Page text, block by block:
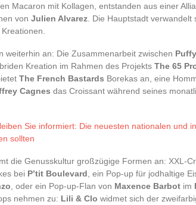
Macaron mit Kollagen, entstanden aus einer
von Julien Alvarez . Die Hauptstadt
weiterhin an: Die Zusammenarbeit zwischen Puffy
Kreation im Rahmen des Projekts The 65
The French Bastards Borekas an, eine
Cagnes das Croissant während seines
Sie informiert: Die neuesten nationalen und
sollten
die Genusskultur großzügige Formen an: XXL-
bei P’tit Boulevard , ein Pop-up für jodhaltige
, oder ein Pop-up-Flan von Maxence Barbot im
nehmen zu: Lili & Clo widmet sich der